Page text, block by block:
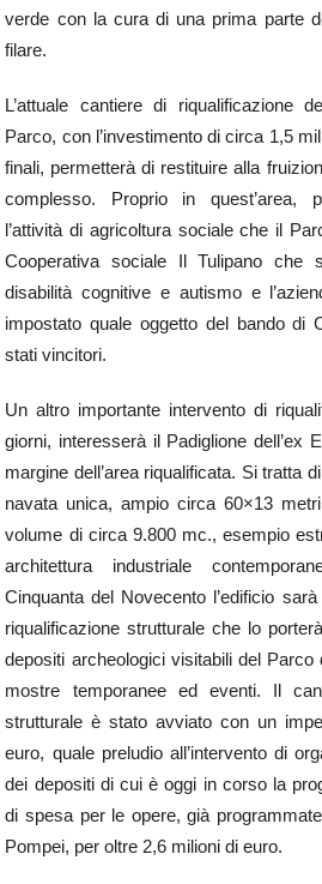
verde con la cura di una prima parte
filare.
L’attuale cantiere di riqualificazione
Parco, con l’investimento di circa 1,5
finali, permetterà di restituire alla
complesso. Proprio in quest’area,
l’attività di agricoltura sociale che il
Cooperativa sociale Il Tulipano
disabilità cognitive e autismo e
impostato quale oggetto del bando di
stati vincitori.
Un altro importante intervento di
giorni, interesserà il Padiglione dell’ex
margine dell’area riqualificata. Si tratta
navata unica, ampio circa 60×13
volume di circa 9.800 mc., esempio
architettura industriale
Cinquanta del Novecento l’edificio
riqualificazione strutturale che lo
depositi archeologici visitabili del
mostre temporanee ed eventi. Il
strutturale è stato avviato con un
euro, quale preludio all’intervento di
dei depositi di cui è oggi in corso la
di spesa per le opere, già
Pompei, per oltre 2,6 milioni di euro.